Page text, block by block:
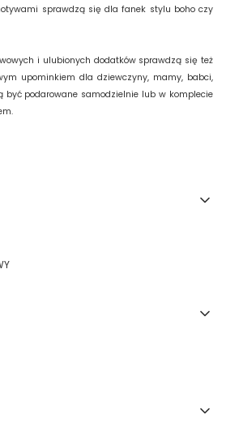
sprawdzą się dla fanek stylu boho czy
i ulubionych dodatków sprawdzą się też
upominkiem dla dziewczyny, mamy, babci,
być podarowane samodzielnie lub w komplecie